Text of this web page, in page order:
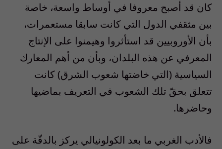
كان قد أصبح معروفا في أوساط واسعة، خاصة
بين مثقفي الدول التي كانت سابقا مستعمرات،
بأن الأوروبيين قد استأثروا وهيمنوا على الإنتاج
المعرفي عن هذه البلدان، وبأن من أهم المعارك
السياسية (التي خاضتها شعوب الشرق) كانت
تتعلق بحقّ تلك الشعوب في التعريف بماضيها
وحاضرها.
فالأدب الغربي ما بعد الكولونيالي يركز بالدقّة على